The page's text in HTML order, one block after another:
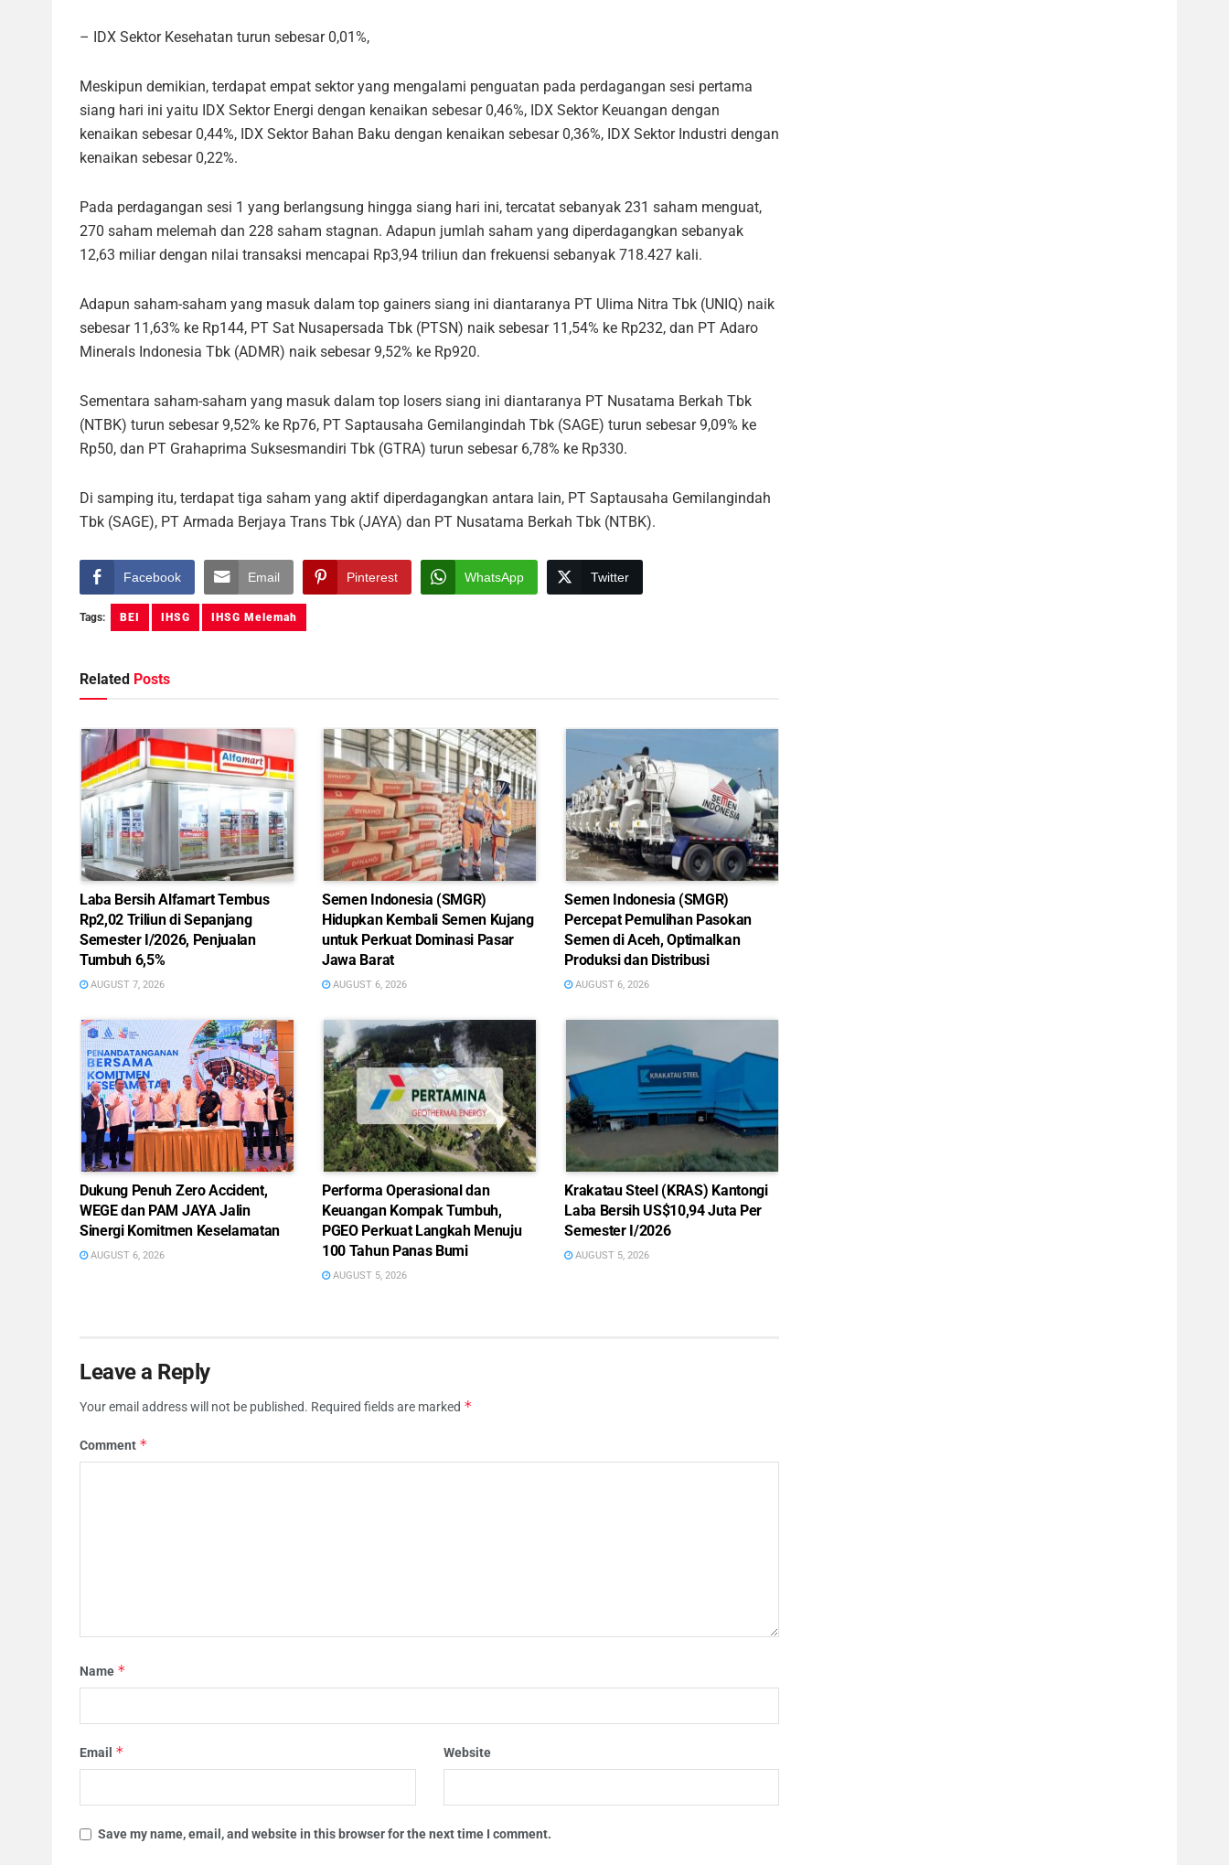
– IDX Sektor Kesehatan turun sebesar 0,01%,
Meskipun demikian, terdapat empat sektor yang mengalami penguatan pada perdagangan sesi pertama
siang hari ini yaitu IDX Sektor Energi dengan kenaikan sebesar 0,46%, IDX Sektor Keuangan dengan
kenaikan sebesar 0,44%, IDX Sektor Bahan Baku dengan kenaikan sebesar 0,36%, IDX Sektor Industri dengan
kenaikan sebesar 0,22%.
Pada perdagangan sesi 1 yang berlangsung hingga siang hari ini, tercatat sebanyak 231 saham menguat,
270 saham melemah dan 228 saham stagnan. Adapun jumlah saham yang diperdagangkan sebanyak
12,63 miliar dengan nilai transaksi mencapai Rp3,94 triliun dan frekuensi sebanyak 718.427 kali.
Adapun saham-saham yang masuk dalam top gainers siang ini diantaranya PT Ulima Nitra Tbk (UNIQ) naik
sebesar 11,63% ke Rp144, PT Sat Nusapersada Tbk (PTSN) naik sebesar 11,54% ke Rp232, dan PT Adaro
Minerals Indonesia Tbk (ADMR) naik sebesar 9,52% ke Rp920.
Sementara saham-saham yang masuk dalam top losers siang ini diantaranya PT Nusatama Berkah Tbk
(NTBK) turun sebesar 9,52% ke Rp76, PT Saptausaha Gemilangindah Tbk (SAGE) turun sebesar 9,09% ke
Rp50, dan PT Grahaprima Suksesmandiri Tbk (GTRA) turun sebesar 6,78% ke Rp330.
Di samping itu, terdapat tiga saham yang aktif diperdagangkan antara lain, PT Saptausaha Gemilangindah
Tbk (SAGE), PT Armada Berjaya Trans Tbk (JAYA) dan PT Nusatama Berkah Tbk (NTBK).
Facebook Email Pinterest WhatsApp Twitter
Tags: BEI IHSG IHSG Melemah
Related Posts
Laba Bersih Alfamart Tembus
Rp2,02 Triliun di Sepanjang
Semester I/2026, Penjualan
Tumbuh 6,5%
AUGUST 7, 2026
Semen Indonesia (SMGR)
Hidupkan Kembali Semen Kujang
untuk Perkuat Dominasi Pasar
Jawa Barat
AUGUST 6, 2026
Semen Indonesia (SMGR)
Percepat Pemulihan Pasokan
Semen di Aceh, Optimalkan
Produksi dan Distribusi
AUGUST 6, 2026
Dukung Penuh Zero Accident,
WEGE dan PAM JAYA Jalin
Sinergi Komitmen Keselamatan
AUGUST 6, 2026
Performa Operasional dan
Keuangan Kompak Tumbuh,
PGEO Perkuat Langkah Menuju
100 Tahun Panas Bumi
AUGUST 5, 2026
Krakatau Steel (KRAS) Kantongi
Laba Bersih US$10,94 Juta Per
Semester I/2026
AUGUST 5, 2026
Leave a Reply
Your email address will not be published. Required fields are marked *
Comment *
Name *
Email * Website
Save my name, email, and website in this browser for the next time I comment.